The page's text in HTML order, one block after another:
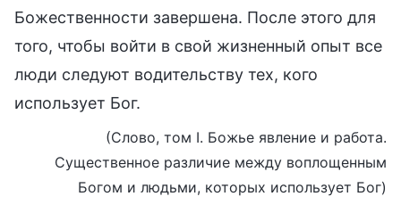
Божественности завершена. После этого для
того, чтобы войти в свой жизненный опыт все
люди следуют водительству тех, кого
использует Бог.
(Слово, том I. Божье явление и работа.
Существенное различие между воплощенным
Богом и людьми, которых использует Бог)